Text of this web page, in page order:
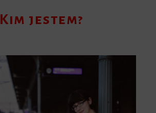
Kim jestem?